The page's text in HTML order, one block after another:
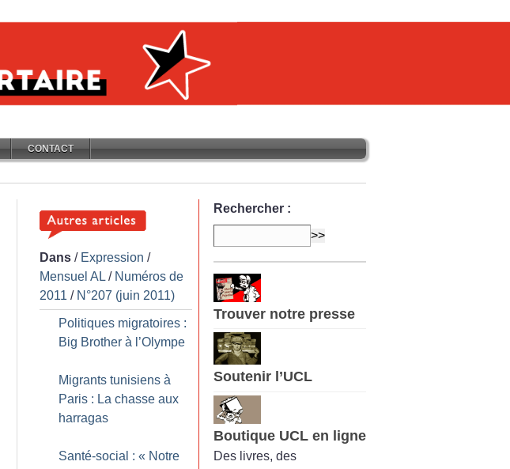
CONTACT
Dans / Expression /
Mensuel AL / Numéros de
2011 / N°207 (juin 2011)
Politiques migratoires :
Big Brother à l’Olympe
Migrants tunisiens à
Paris : La chasse aux
harragas
Santé-social : « Notre
Rechercher :
Trouver notre presse
Soutenir l’UCL
Boutique UCL en ligne
Des livres, des